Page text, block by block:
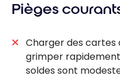
Pièges
Charger des cartes
grimper rapidement
soldes sont